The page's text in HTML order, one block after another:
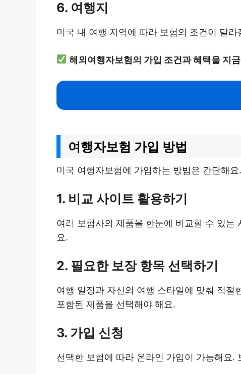
6. 여행지
미국 내 여행 지역에 따라 보험의 조건이 달
해외여행자보험의 가입 조건과 혜택을 지
여행자보험 가입 방법
미국 여행자보험에 가입하는 방법은 간단해
1. 비교 사이트 활용하기
여러 보험사의 제품을 한눈에 비교할 수 있
요.
2. 필요한 보장 항목 선택하기
여행 일정과 자신의 여행 스타일에 맞춰 적
포함된 제품을 선택해야 해요.
3. 가입 신청
선택한 보험에 따라 온라인 가입이 가능해요